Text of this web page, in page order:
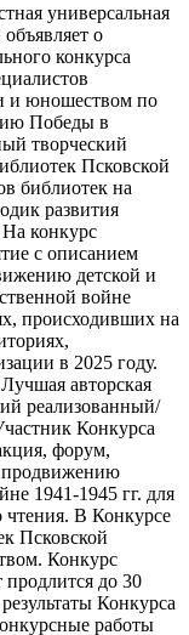
универсальная
о
конкурса
и юношеством по
Победы в
творческий
Псковской
библиотек на
развития
конкурс
с описанием
детской и
войне
происходивших на
в 2025 году.
авторская
реализованный/
Конкурса
форум,
продвижению
1941-1945 гг. для
чтения. В Конкурсе
Псковской
Конкурс
продлится до 30
Конкурса
работы